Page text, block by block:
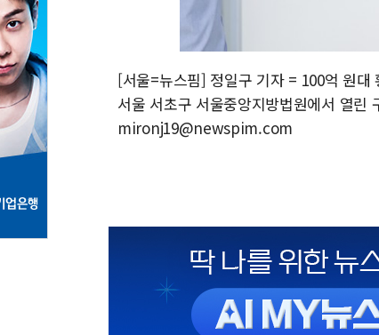
[서울=뉴스핌] 정일구 기자 = 100억 원대
서울 서초구 서울중앙지방법원에서 열린
mironj19@newspim.com